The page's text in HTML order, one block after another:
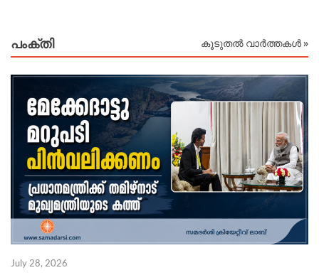
പംക്തി കൂടുതൽ വാർത്തകൾ »
July 28, 2026